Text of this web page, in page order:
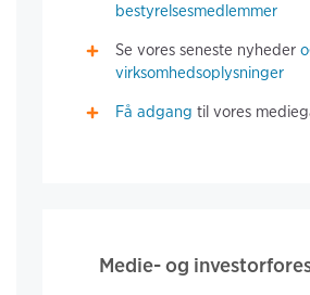
bestyrelsesmedlemmer
Se vores seneste nyheder
virksomhedsoplysninger
Få adgang til vores
Medie- og